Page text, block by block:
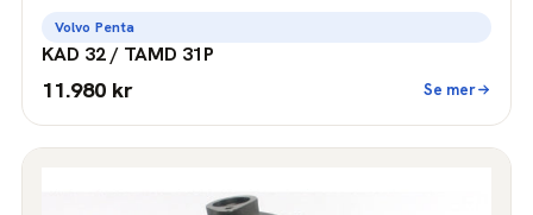
Volvo Penta
KAD 32 / TAMD 31P
11.980 kr Se mer